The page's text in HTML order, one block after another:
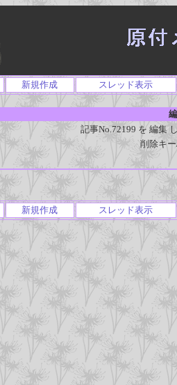
新規作成 スレッド表示
記事No.72199 を 編集
削除キ
新規作成 スレッド表示